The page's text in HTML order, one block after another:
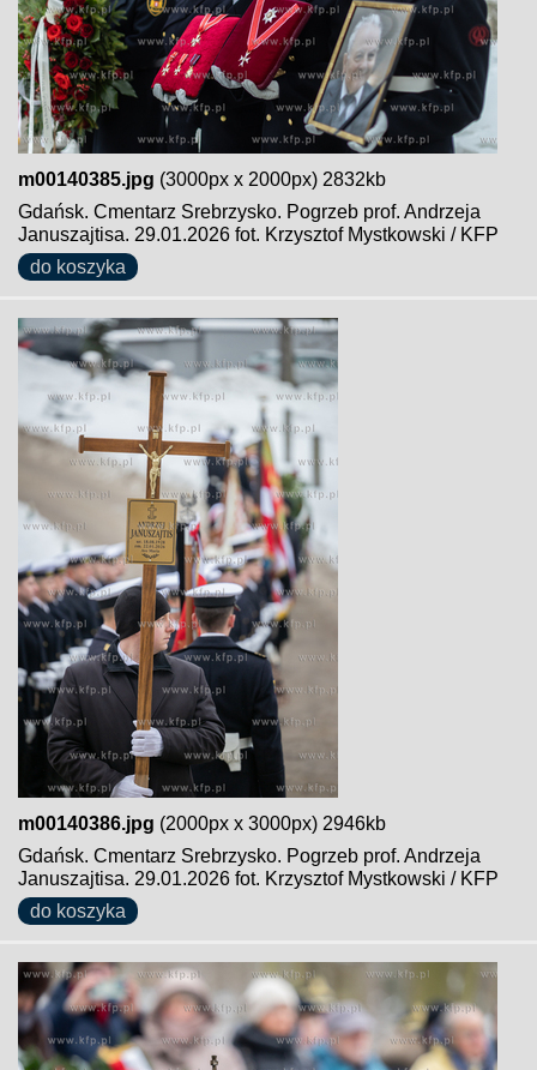
m00140385.jpg (3000px x 2000px) 2832kb
Gdańsk. Cmentarz Srebrzysko. Pogrzeb prof. Andrzeja
Januszajtisa. 29.01.2026 fot. Krzysztof Mystkowski / KFP
do koszyka
m00140386.jpg (2000px x 3000px) 2946kb
Gdańsk. Cmentarz Srebrzysko. Pogrzeb prof. Andrzeja
Januszajtisa. 29.01.2026 fot. Krzysztof Mystkowski / KFP
do koszyka